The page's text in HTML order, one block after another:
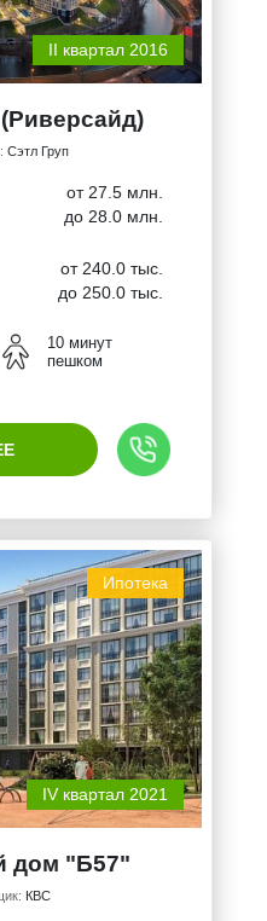
II квартал 2016
Сэтл Груп
от 27.5 млн.
до 28.0 млн.
от 240.0 тыс.
до 250.0 тыс.
10 минут
пешком
Ипотека
IV квартал 2021
дом "Б57"
КВС